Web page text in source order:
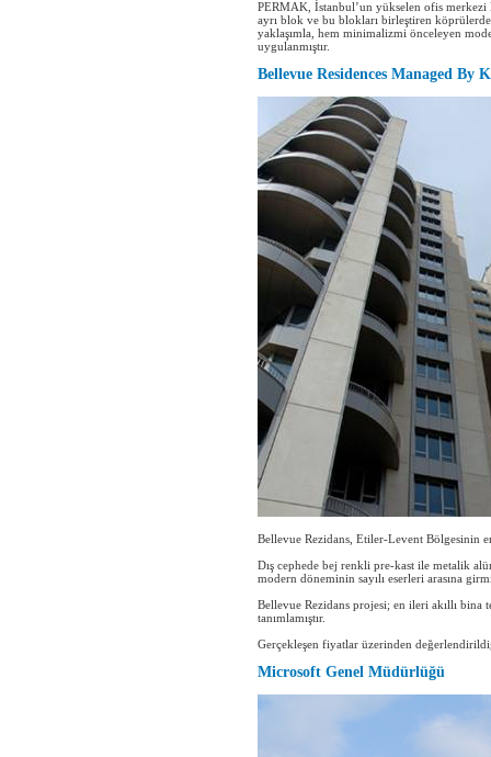
PERMAK, İstanbul’un yükselen ofis merkezi
ayrı blok ve bu blokları birleştiren
yaklaşımla, hem minimalizmi önceleyen
uygulanmıştır.
Bellevue Residences Managed By
Bellevue Rezidans, Etiler-Levent Bölgesinin
Dış cephede bej renkli pre-kast ile metalik
modern döneminin sayılı eserleri arasına
Bellevue Rezidans projesi; en ileri akıllı bina
tanımlamıştır.
Gerçekleşen fiyatlar üzerinden
Microsoft Genel Müdürlüğü